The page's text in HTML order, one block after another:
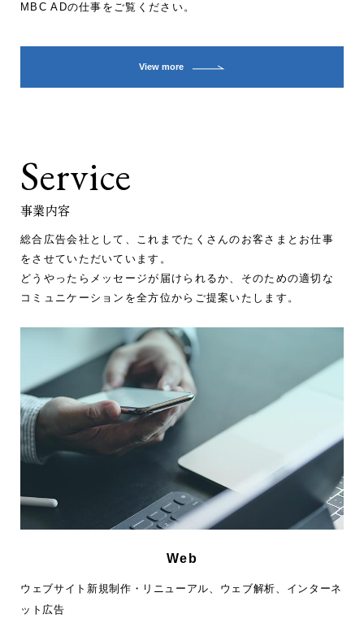
MBC ADの仕事をご覧ください。
View more
Service
事業内容
総合広告会社として、これまでたくさんのお客さまとお仕事
をさせていただいています。
どうやったらメッセージが届けられるか、そのための適切な
コミュニケーションを全方位からご提案いたします。
Web
ウェブサイト新規制作・リニューアル、ウェブ解析、インターネ
ット広告